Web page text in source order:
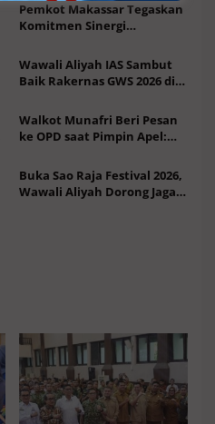
Pemkot Makassar Tegaskan
Komitmen Sinergi
Wawali Aliyah IAS Sambut
Baik Rakernas GWS 2026 di
Walkot Munafri Beri Pesan
ke OPD saat Pimpin Apel:
Buka Sao Raja Festival 2026,
Wawali Aliyah Dorong Jaga